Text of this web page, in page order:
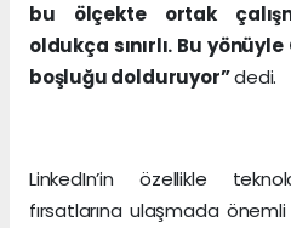
bu ölçekte ortak
oldukça sınırlı. Bu
boşluğu dolduruyor”dedi.
LinkedIn’in özellikle
fırsatlarına ulaşmada önemli